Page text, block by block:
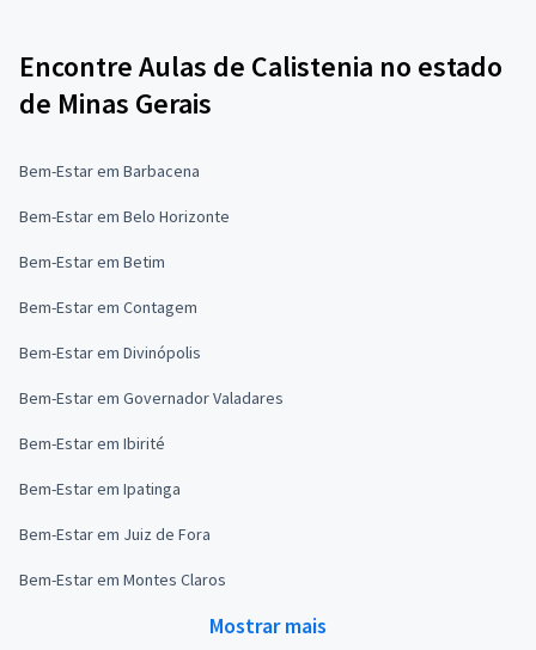
Encontre Aulas de Calistenia no estado
de Minas Gerais
Bem-Estar em Barbacena
Bem-Estar em Belo Horizonte
Bem-Estar em Betim
Bem-Estar em Contagem
Bem-Estar em Divinópolis
Bem-Estar em Governador Valadares
Bem-Estar em Ibirité
Bem-Estar em Ipatinga
Bem-Estar em Juiz de Fora
Bem-Estar em Montes Claros
Mostrar mais